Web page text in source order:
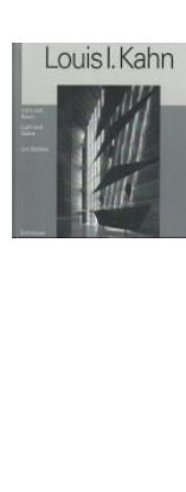
Vendedores
Comenzar a vender
Ayuda